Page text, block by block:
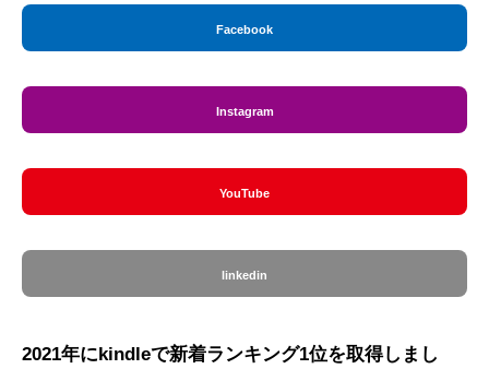
Facebook
Instagram
YouTube
linkedin
2021年にkindleで新着ランキング1位を取得しまし